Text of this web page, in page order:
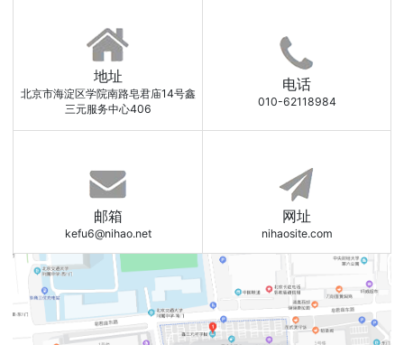
地址
北京市海淀区学院南路皂君庙14号鑫
三元服务中心406
电话
010-62118984
邮箱
kefu6@nihao.net
网址
nihaosite.com